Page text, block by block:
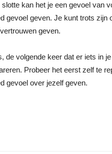
slotte kan het je een gevoel van
gevoel geven. Je kunt trots zijn
geven.
de volgende keer dat er iets in
Probeer het eerst zelf te
gevoel over jezelf geven.